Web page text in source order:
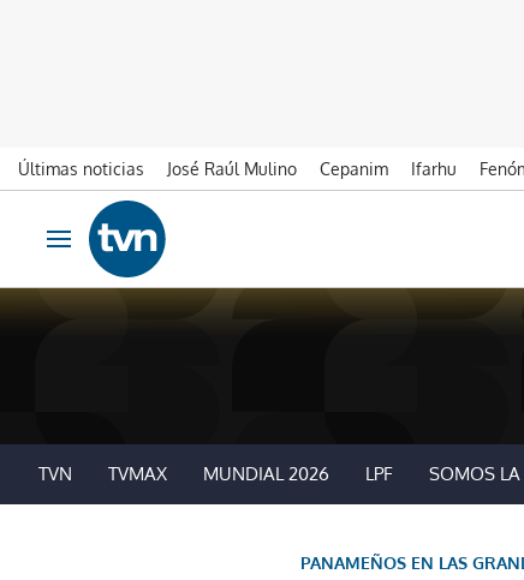
Últimas noticias José Raúl Mulino Cepanim Ifarhu
Ir al contenido
Obrir navegació
TVN TVMAX MUNDIAL 2026 LPF SOMOS LA
PANAMEÑOS EN LAS